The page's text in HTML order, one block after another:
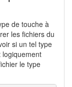
de touche à
les fichiers du
si un tel type
logiquement
le type